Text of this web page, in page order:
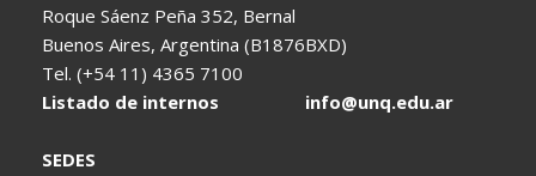
Roque Sáenz Peña 352, Bernal
Buenos Aires, Argentina (B1876BXD)
Tel. (+54 11) 4365 7100
Listado de internos
info@unq.edu.ar
SEDES